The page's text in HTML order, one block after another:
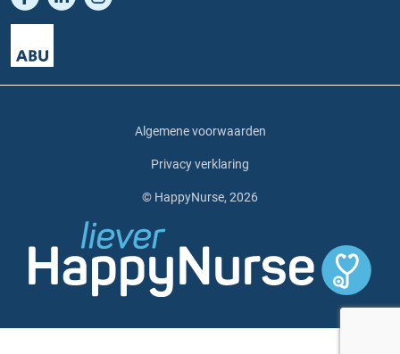
Algemene voorwaarden
Privacy verklaring
© HappyNurse, 2026